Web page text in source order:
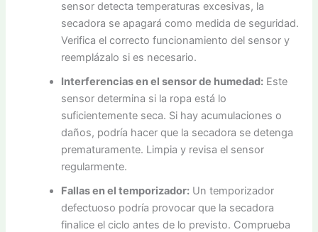
sensor detecta temperaturas excesivas, la
secadora se apagará como medida de seguridad.
Verifica el correcto funcionamiento del sensor y
reemplázalo si es necesario.
Interferencias en el sensor de humedad: Este
sensor determina si la ropa está lo
suficientemente seca. Si hay acumulaciones o
daños, podría hacer que la secadora se detenga
prematuramente. Limpia y revisa el sensor
regularmente.
Fallas en el temporizador: Un temporizador
defectuoso podría provocar que la secadora
finalice el ciclo antes de lo previsto. Comprueba